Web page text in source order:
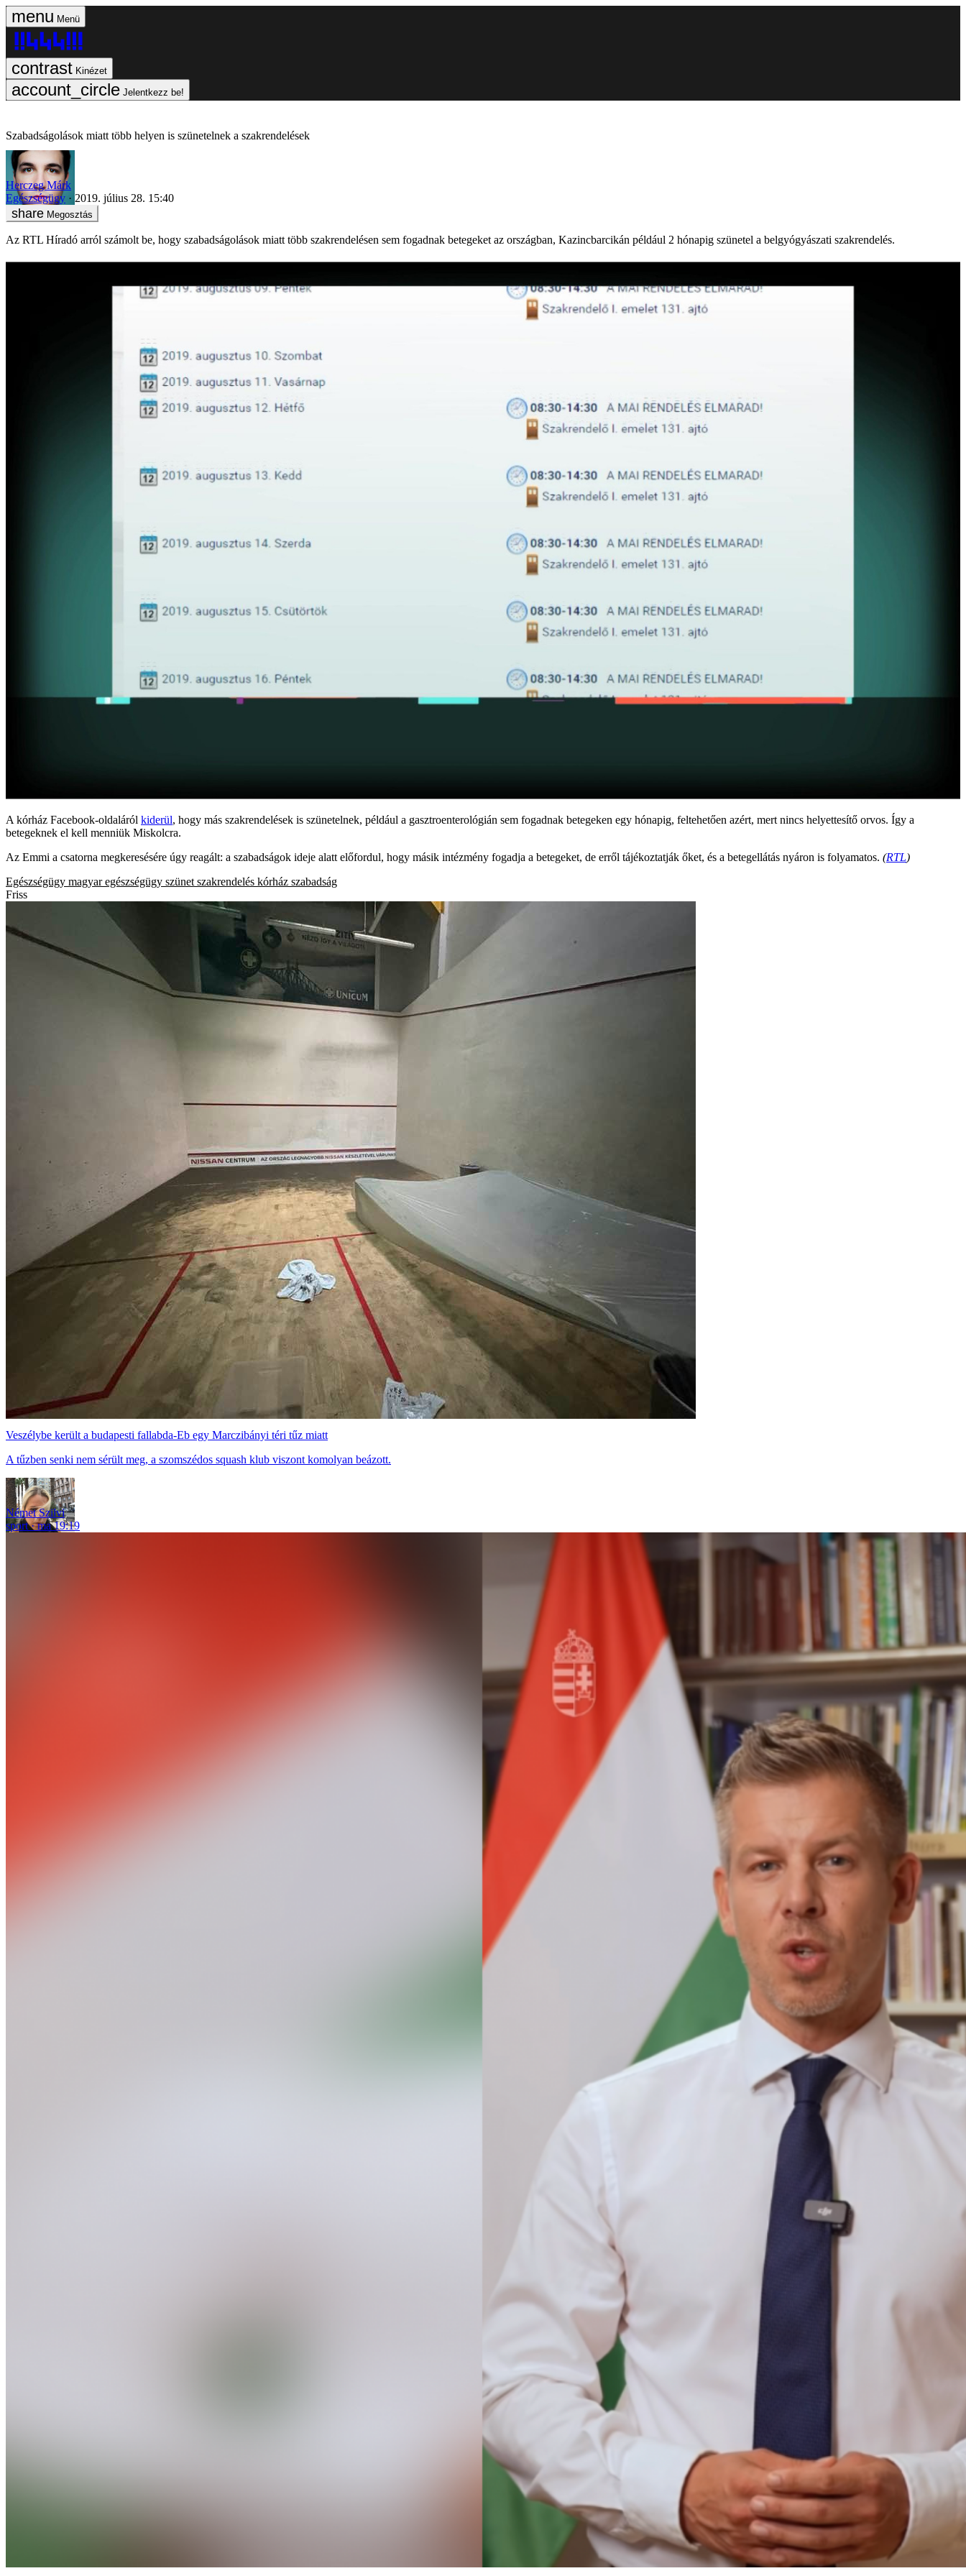
Menü
Kinézet
Jelentkezz be!
Szabadságolások miatt több helyen is szünetelnek a szakrendelések
Herczeg Márk
Egészségügy
2019. július 28. 15:40
Megosztás
Az RTL Híradó arról számolt be, hogy szabadságolások miatt több szakrendelésen sem fogadnak betegeket az országban, Kazincbarcikán például 2 hónapig szünetel a belgyógyászati szakrendelés.
A kórház Facebook-oldaláról kiderül, hogy más szakrendelések is szünetelnek, például a gasztroenterológián sem fogadnak betegeken egy hónapig, feltehetően azért, mert nincs helyettesítő orvos. Így a
betegeknek el kell menniük Miskolcra.
Az Emmi a csatorna megkeresésére úgy reagált: a szabadságok ideje alatt előfordul, hogy másik intézmény fogadja a betegeket, de erről tájékoztatják őket, és a betegellátás nyáron is folyamatos. (RTL)
Egészségügy magyar egészségügy szünet szakrendelés kórház szabadság
Friss
Veszélybe került a budapesti fallabda-Eb egy Marczibányi téri tűz miatt
A tűzben senki nem sérült meg, a szomszédos squash klub viszont komolyan beázott.
Német Szilvi
sport
ma 19:19